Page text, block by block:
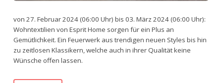
von 27. Februar 2024 (06:00 Uhr) bis 03. März 2024 (06:00 Uhr):
Wohntextilien von Esprit Home sorgen für ein Plus an
Gemütlichkeit. Ein Feuerwerk aus trendigen neuen Styles bis hin
zu zeitlosen Klassikern, welche auch in ihrer Qualität keine
Wünsche offen lassen.